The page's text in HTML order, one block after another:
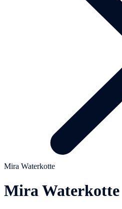
Mira Waterkotte
Mira Waterkotte